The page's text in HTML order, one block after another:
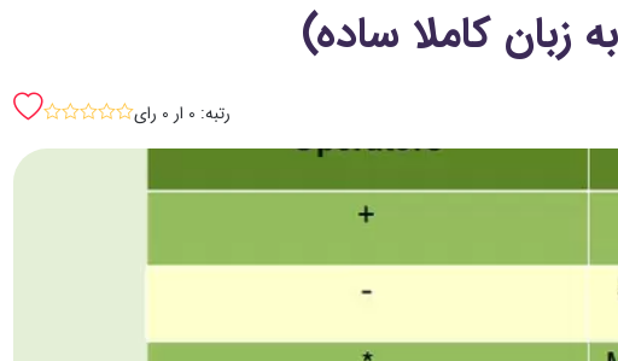
زبان کاملا ساده)
رتبه: 0 ار 0 رای sssss